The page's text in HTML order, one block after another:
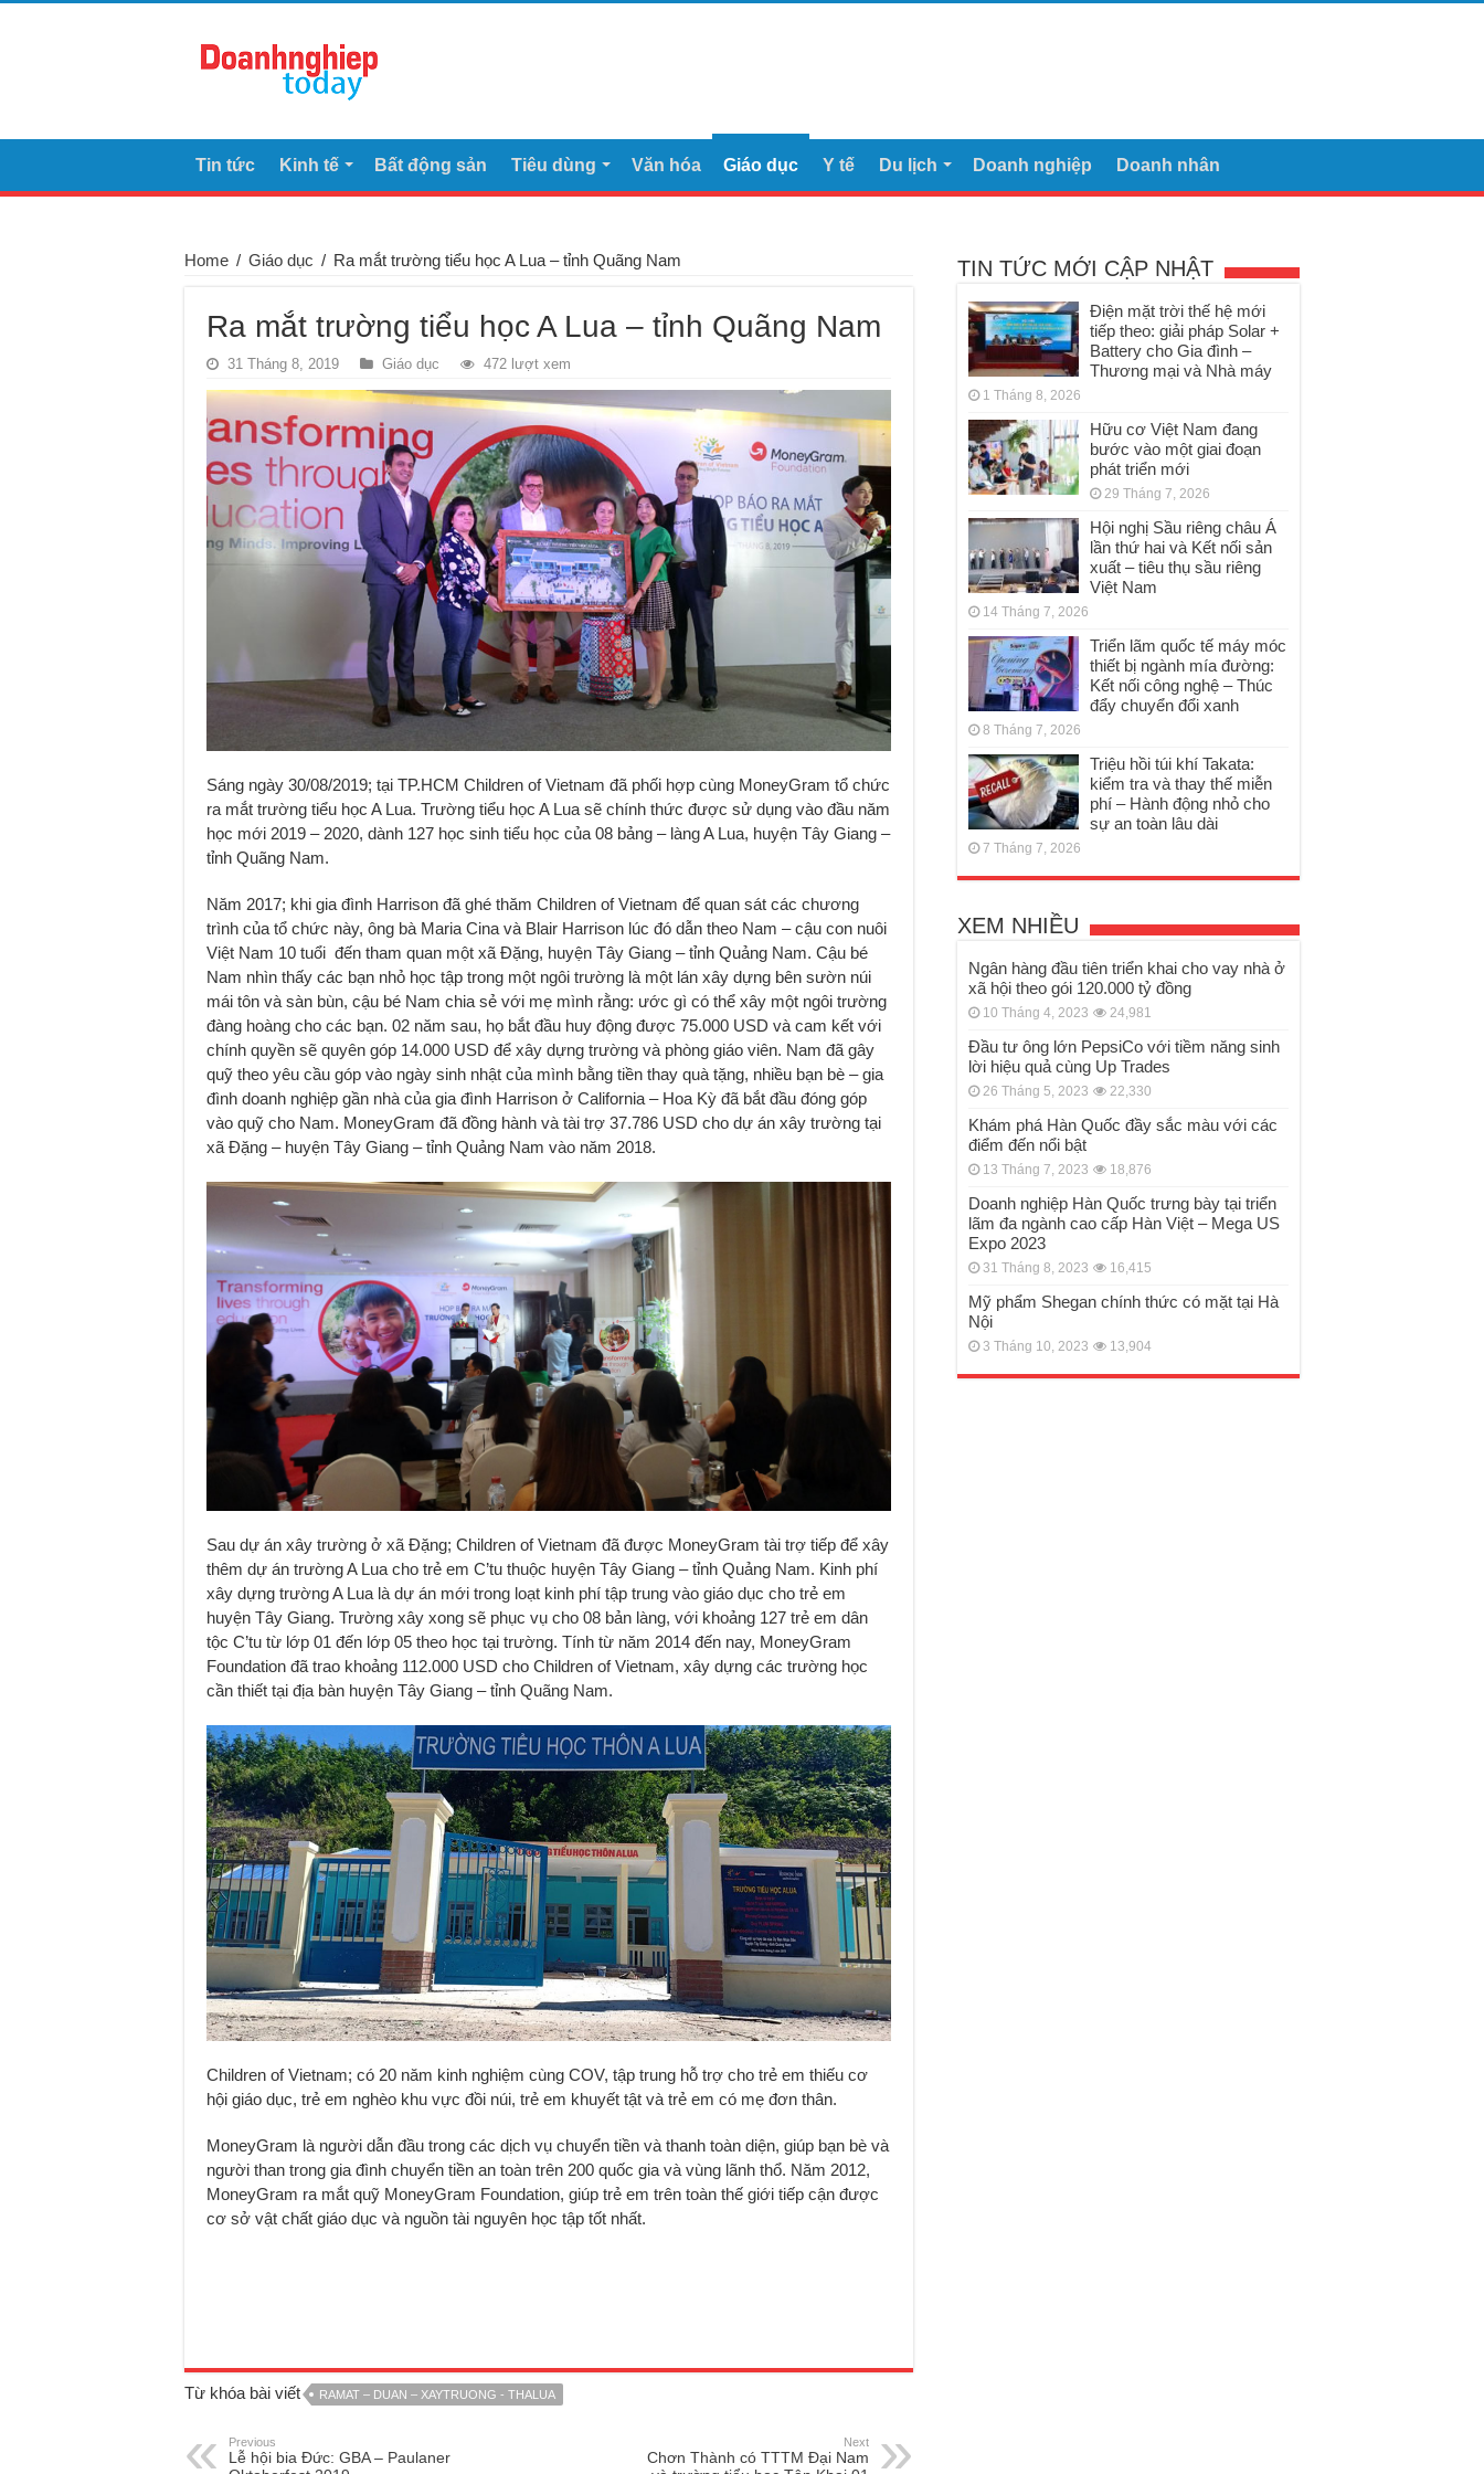
Tin tức Kinh tế Bất động sản Tiêu dùng Văn hóa Giáo dục Y tế Du lịch Doanh nghiệp Doanh nhân
Home / Giáo dục / Ra mắt trường tiểu học A Lua – tỉnh Quãng Nam
Ra mắt trường tiểu học A Lua – tỉnh Quãng Nam
31 Tháng 8, 2019 Giáo dục 472 lượt xem
Sáng ngày 30/08/2019; tại TP.HCM Children of Vietnam đã phối hợp cùng MoneyGram tổ chức
ra mắt trường tiểu học A Lua. Trường tiểu học A Lua sẽ chính thức được sử dụng vào đầu năm
học mới 2019 – 2020, dành 127 học sinh tiểu học của 08 bảng – làng A Lua, huyện Tây Giang –
tỉnh Quãng Nam.
Năm 2017; khi gia đình Harrison đã ghé thăm Children of Vietnam để quan sát các chương
trình của tổ chức này, ông bà Maria Cina và Blair Harrison lúc đó dẫn theo Nam – cậu con nuôi
Việt Nam 10 tuổi đến tham quan một xã Đặng, huyện Tây Giang – tỉnh Quảng Nam. Cậu bé
Nam nhìn thấy các bạn nhỏ học tập trong một ngôi trường là một lán xây dựng bên sườn núi
mái tôn và sàn bùn, cậu bé Nam chia sẻ với mẹ mình rằng: ước gì có thể xây một ngôi trường
đàng hoàng cho các bạn. 02 năm sau, họ bắt đầu huy động được 75.000 USD và cam kết với
chính quyền sẽ quyên góp 14.000 USD để xây dựng trường và phòng giáo viên. Nam đã gây
quỹ theo yêu cầu góp vào ngày sinh nhật của mình bằng tiền thay quà tặng, nhiều bạn bè – gia
đình doanh nghiệp gần nhà của gia đình Harrison ở California – Hoa Kỳ đã bắt đầu đóng góp
vào quỹ cho Nam. MoneyGram đã đồng hành và tài trợ 37.786 USD cho dự án xây trường tại
xã Đặng – huyện Tây Giang – tỉnh Quảng Nam vào năm 2018.
Sau dự án xây trường ở xã Đặng; Children of Vietnam đã được MoneyGram tài trợ tiếp để xây
thêm dự án trường A Lua cho trẻ em C’tu thuộc huyện Tây Giang – tỉnh Quảng Nam. Kinh phí
xây dựng trường A Lua là dự án mới trong loạt kinh phí tập trung vào giáo dục cho trẻ em
huyện Tây Giang. Trường xây xong sẽ phục vụ cho 08 bản làng, với khoảng 127 trẻ em dân
tộc C’tu từ lớp 01 đến lớp 05 theo học tại trường. Tính từ năm 2014 đến nay, MoneyGram
Foundation đã trao khoảng 112.000 USD cho Children of Vietnam, xây dựng các trường học
cần thiết tại địa bàn huyện Tây Giang – tỉnh Quãng Nam.
Children of Vietnam; có 20 năm kinh nghiệm cùng COV, tập trung hỗ trợ cho trẻ em thiếu cơ
hội giáo dục, trẻ em nghèo khu vực đồi núi, trẻ em khuyết tật và trẻ em có mẹ đơn thân.
MoneyGram là người dẫn đầu trong các dịch vụ chuyển tiền và thanh toàn diện, giúp bạn bè và
người than trong gia đình chuyển tiền an toàn trên 200 quốc gia và vùng lãnh thổ. Năm 2012,
MoneyGram ra mắt quỹ MoneyGram Foundation, giúp trẻ em trên toàn thế giới tiếp cận được
cơ sở vật chất giáo dục và nguồn tài nguyên học tập tốt nhất.
Từ khóa bài viết RAMAT – DUAN – XAYTRUONG - THALUA
Previous
Lễ hội bia Đức: GBA – Paulaner
Next
Chơn Thành có TTTM Đại Nam
TIN TỨC MỚI CẬP NHẬT
Điện mặt trời thế hệ mới
tiếp theo: giải pháp Solar +
Battery cho Gia đình –
Thương mại và Nhà máy
1 Tháng 8, 2026
Hữu cơ Việt Nam đang
bước vào một giai đoạn
phát triển mới
29 Tháng 7, 2026
Hội nghị Sầu riêng châu Á
lần thứ hai và Kết nối sản
xuất – tiêu thụ sầu riêng
Việt Nam
14 Tháng 7, 2026
Triển lãm quốc tế máy móc
thiết bị ngành mía đường:
Kết nối công nghệ – Thúc
đẩy chuyển đổi xanh
8 Tháng 7, 2026
Triệu hồi túi khí Takata:
kiểm tra và thay thế miễn
phí – Hành động nhỏ cho
sự an toàn lâu dài
7 Tháng 7, 2026
XEM NHIỀU
Ngân hàng đầu tiên triển khai cho vay nhà ở
xã hội theo gói 120.000 tỷ đồng
10 Tháng 4, 2023 24,981
Đầu tư ông lớn PepsiCo với tiềm năng sinh
lời hiệu quả cùng Up Trades
26 Tháng 5, 2023 22,330
Khám phá Hàn Quốc đầy sắc màu với các
điểm đến nổi bật
13 Tháng 7, 2023 18,876
Doanh nghiệp Hàn Quốc trưng bày tại triển
lãm đa ngành cao cấp Hàn Việt – Mega US
Expo 2023
31 Tháng 8, 2023 16,415
Mỹ phẩm Shegan chính thức có mặt tại Hà
Nội
3 Tháng 10, 2023 13,904